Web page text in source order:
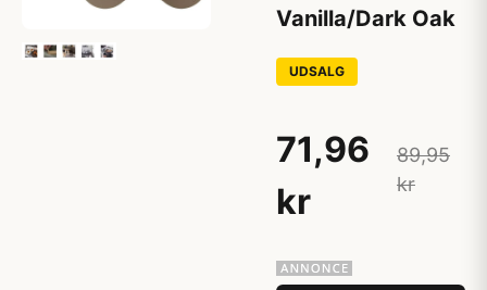
Vanilla/Dark Oak
UDSALG
71,96
kr
89,95
kr